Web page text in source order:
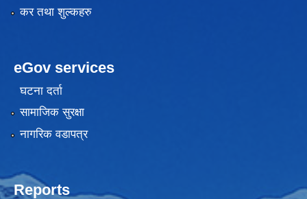
कर तथा शुल्कहरु
eGov services
घटना दर्ता
सामाजिक सुरक्षा
नागरिक वडापत्र
Reports